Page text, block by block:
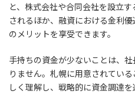
と、株式会社や合同会社を設立
されるほか、融資における金利
のメリットを享受できます。
手持ちの資金が少ないことは、
りません。札幌に用意されてい
しく理解し、戦略的に資金調達